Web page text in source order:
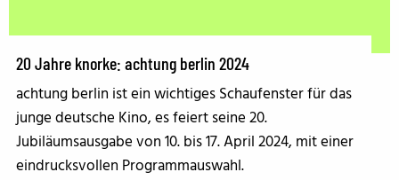
20 Jahre knorke: achtung berlin 2024
achtung berlin ist ein wichtiges Schaufenster für das
junge deutsche Kino, es feiert seine 20.
Jubiläumsausgabe von 10. bis 17. April 2024, mit einer
eindrucksvollen Programmauswahl.